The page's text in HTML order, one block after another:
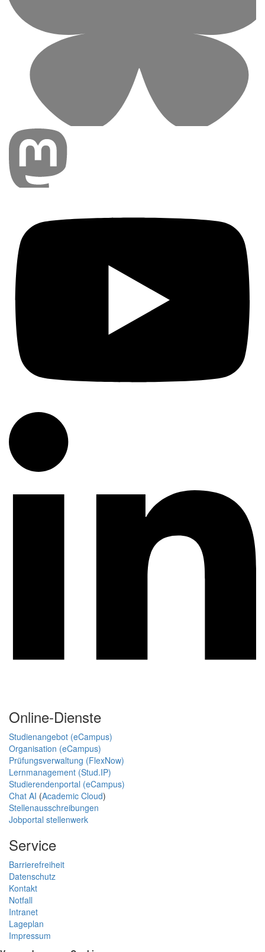
Online-Dienste
Studienangebot (eCampus)
Organisation (eCampus)
Prüfungsverwaltung (FlexNow)
Lernmanagement (Stud.IP)
Studierendenportal (eCampus)
Chat AI (Academic Cloud)
Stellenausschreibungen
Jobportal stellenwerk
Service
Barrierefreiheit
Datenschutz
Kontakt
Notfall
Intranet
Lageplan
Impressum